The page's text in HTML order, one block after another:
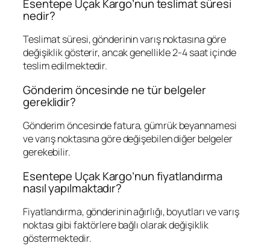
Esentepe Uçak Kargo’nun teslimat süresi
nedir?
Teslimat süresi, gönderinin varış noktasına göre
değişiklik gösterir, ancak genellikle 2-4 saat içinde
teslim edilmektedir.
Gönderim öncesinde ne tür belgeler
gereklidir?
Gönderim öncesinde fatura, gümrük beyannamesi
ve varış noktasına göre değişebilen diğer belgeler
gerekebilir.
Esentepe Uçak Kargo’nun fiyatlandırma
nasıl yapılmaktadır?
Fiyatlandırma, gönderinin ağırlığı, boyutları ve varış
noktası gibi faktörlere bağlı olarak değişiklik
göstermektedir.